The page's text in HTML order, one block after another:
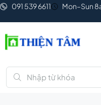
091 539 6611 Mon–Sun